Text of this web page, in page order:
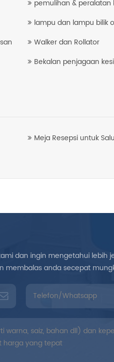
pemulihan & peralatan
lampu dan lampu bilik
Walker dan Rollator
Bekalan penjagaan
Meja Resepsi untuk
dan ingin mengetahui lebih
membalas anda secepat